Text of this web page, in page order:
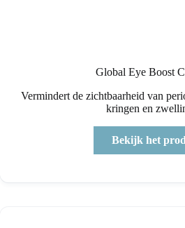
Global Eye Boost
Vermindert de zichtbaarheid van
kringen en
Bekijk het